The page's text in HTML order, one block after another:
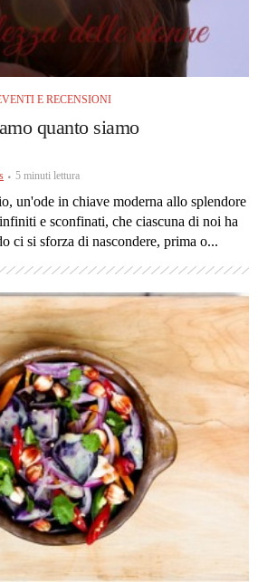
E RECENSIONI
quanto siamo
5 minuti lettura
un'ode in chiave moderna allo splendore
e sconfinati, che ciascuna di noi ha
ci si sforza di nascondere, prima o...